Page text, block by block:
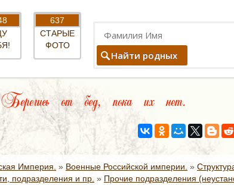
637
СТАРЫЕ
ФОТО
Найти родных
Берегись от бед, пока их нет.
Империя. » Военные Российской империи. »
подразделения и пр. » Прочие подразделения